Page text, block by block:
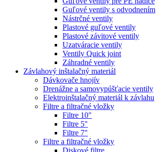
Guľové ventily s odvodnením
Nástrčné ventily
Plastové guľové ventily
Plastové závitové ventily
Uzatváracie ventily
Ventily Quick joint
Záhradné ventily
Závlahový inštalačný materiál
Dávkovače hnojív
Drenážne a samovypúšťacie ventily
Elektroinštalačný materiál k závlahu
Filtre a filtračné vložky
Filtre 10"
Filtre 5"
Filtre 7"
Filtre a filtračné vložky
Diskové filtre